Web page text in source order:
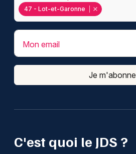
C'est quoi le JDS ?
47 - Lot-et-Garonne
Mon email
Je m'abonne